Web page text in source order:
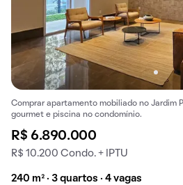
Comprar apartamento mobiliado no Jardim
gourmet e piscina no condomínio.
R$ 6.890.000
R$ 10.200 Condo. + IPTU
240 m² · 3 quartos · 4 vagas